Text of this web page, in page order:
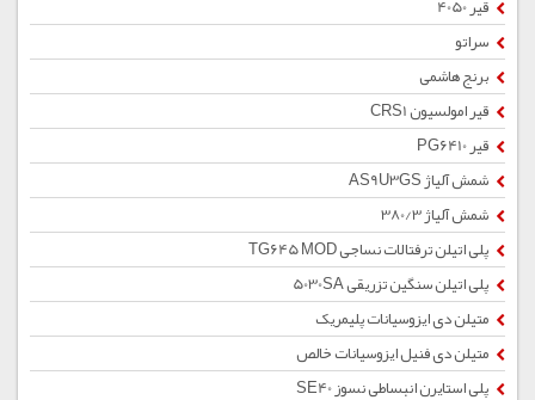
قیر 4050
سراتو
برنج هاشمی
قیر امولسیون CRS1
قیر PG6410
شمش آلیاژ AS9U3GS
شمش آلیاژ 380/3
پلی اتیلن ترفتالات نساجی TG645 MOD
پلی اتیلن سنگین تزریقی 5030SA
متیلن دی ایزوسیانات پلیمریک
متیلن دی فنیل ایزوسیانات خالص
پلی استایرن انبساطی نسوز SE40